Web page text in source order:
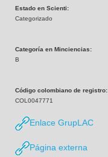
Estado en Scienti:
Categorizado
Categoría en Minciencias:
B
Código colombiano de registro:
COL0047771
Enlace GrupLAC
Página externa